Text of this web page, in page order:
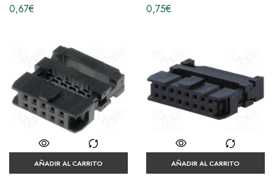
0,67€
0,75€
AÑADIR AL CARRITO AÑADIR AL CARRITO